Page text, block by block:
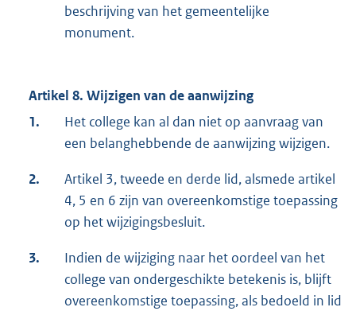
beschrijving van het gemeentelijke
monument.
Artikel 8. Wijzigen van de aanwijzing
1.
Het college kan al dan niet op aanvraag van
een belanghebbende de aanwijzing wijzigen.
2.
Artikel 3, tweede en derde lid, alsmede artikel
4, 5 en 6 zijn van overeenkomstige toepassing
op het wijzigingsbesluit.
3.
Indien de wijziging naar het oordeel van het
college van ondergeschikte betekenis is, blijft
overeenkomstige toepassing, als bedoeld in lid